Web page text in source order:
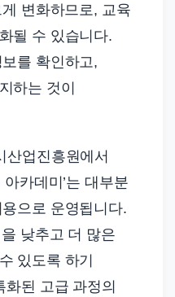
변화하므로, 교육
될 수 있습니다.
를 확인하고,
하는 것이
산업진흥원에서
카데미’는 대부분
으로 운영됩니다.
낮추고 더 많은
있도록 하기
화된 고급 과정의